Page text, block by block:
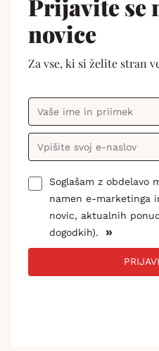
Prijavite se
novice
Za vse, ki si želite stran
Soglašam z obdelavo
namen e-marketinga
novic, aktualnih
dogodkih).
»